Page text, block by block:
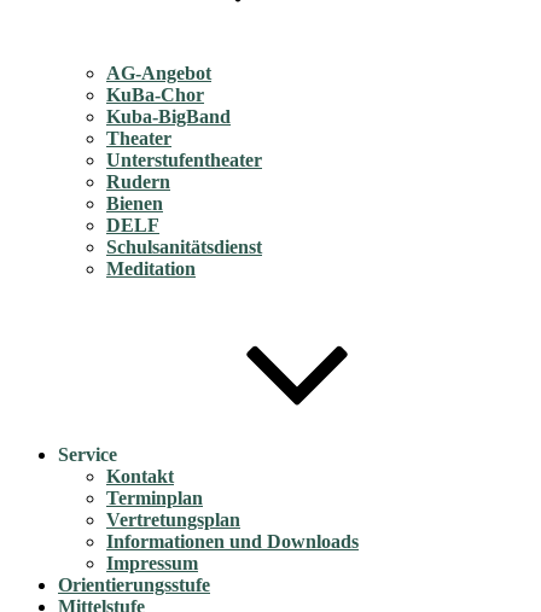
AG-Angebot
KuBa-Chor
Kuba-BigBand
Theater
Unterstufentheater
Rudern
Bienen
DELF
Schulsanitätsdienst
Meditation
Service
Kontakt
Terminplan
Vertretungsplan
Informationen und Downloads
Impressum
Orientierungsstufe
Mittelstufe